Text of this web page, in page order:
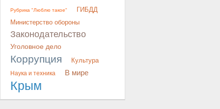
Рубрика "Люблю такое"
ГИБДД
Министерство обороны
Законодательство
Уголовное дело
Коррупция Культура
Наука и техника В мире
Крым